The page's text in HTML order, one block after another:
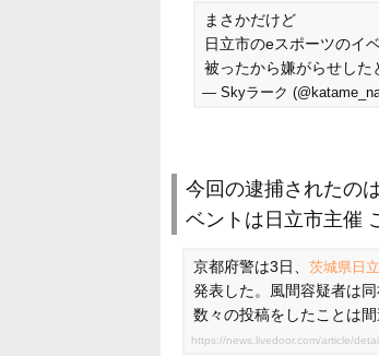
まさかだけど
日立市のeスポーツのイ
被ったから嫌がらせした
— Skyラーク
今回の逮捕されたの
ベントは日立市主催
京都府警は3日、 茨城県日
発表した。風間容疑者は
数々の投稿をしたことは
https://news.livedoor.com/article/